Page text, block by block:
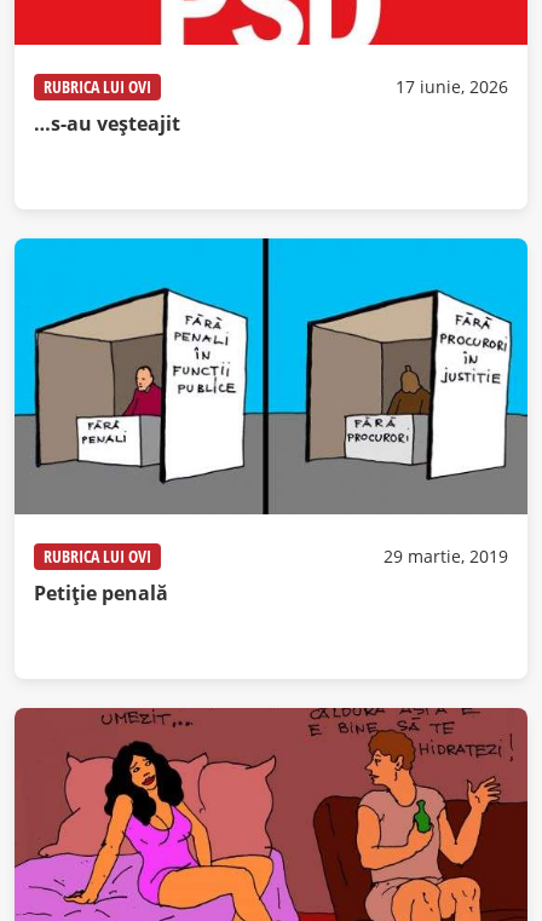
RUBRICA LUI OVI 17 iunie, 2026
…s-au veșteajit
RUBRICA LUI OVI 29 martie, 2019
Petiție penală